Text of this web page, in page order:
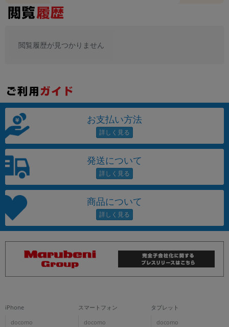
閲覧履歴が見つかりません
お支払い方法
発送について
商品について
iPhone
docomo
スマートフォン
docomo
タブレット
docomo